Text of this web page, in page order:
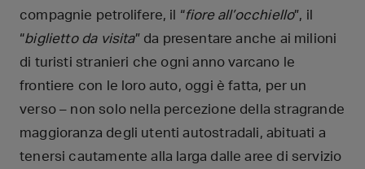
compagnie petrolifere, il “fiore all’occhiello”, il
“biglietto da visita” da presentare anche ai milioni
di turisti stranieri che ogni anno varcano le
frontiere con le loro auto, oggi è fatta, per un
verso – non solo nella percezione della stragrande
maggioranza degli utenti autostradali, abituati a
tenersi cautamente alla larga dalle aree di servizio